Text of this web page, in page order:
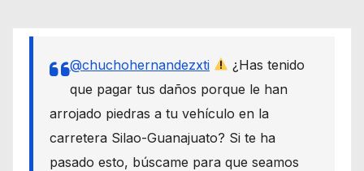
@chuchohernandezxti
¿Has tenido
que pagar tus daños porque le han
arrojado piedras a tu vehículo en la
carretera Silao-Guanajuato? Si te ha
pasado esto, búscame para que seamos